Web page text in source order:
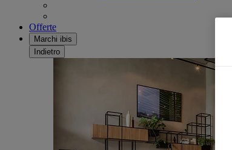
Offerte
Marchi ibis
Indietro